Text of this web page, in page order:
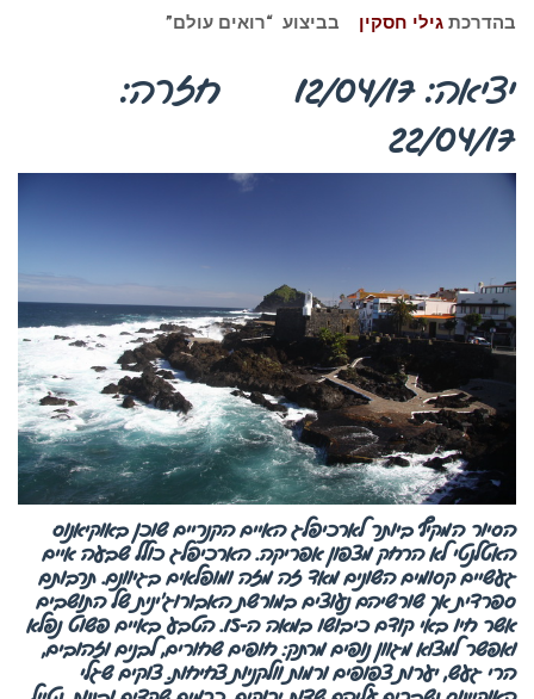
בהדרכת גילי חסקין בביצוע “רואים עולם”
יציאה: 12/04/17 חזרה:
22/04/17
הסיור המקיף ביותר לארכיפלג האיים הקנריים שוכן באוקיאנוס
האטלנטי לא הרחק מצפון אפריקה. הארכיפלג כולל שבעה איים
געשיים קסומים השונים מאד זה מזה ומופלאים בגיוונם. תרבותם
ספרדית אך שורשיהם נעוצים במורשת האבורוג’ינית של התושבים
אשר חיו באי קודם כיבושו במאה ה-15. הטבע באיים פשוט נפלא
ואפשר למצוא מגוון נופים מרתק: חופים שחורים, לבנים וזהובים,
הרי געש, יערות צפופים ורמות וולקניות צחיחות. צוקים שגלי